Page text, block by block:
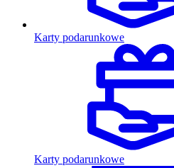
Karty podarunkowe
Karty podarunkowe